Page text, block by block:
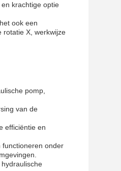
krachtige optie
ook een
rotatie X, werkwijze
pomp,
van de
efficiëntie en
functioneren onder